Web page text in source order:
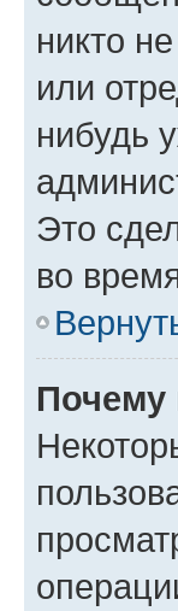
никто
или
нибудь
Это
во